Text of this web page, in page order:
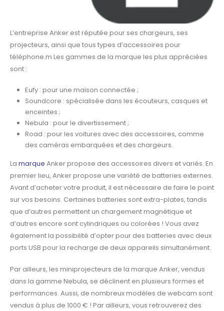
L’entreprise Anker est réputée pour ses chargeurs, ses
projecteurs, ainsi que tous types d’accessoires pour
téléphone.m Les gammes de la marque les plus appréciées
sont :
Eufy : pour une maison connectée ;
Soundcore : spécialisée dans les écouteurs, casques et
enceintes ;
Nebula : pour le divertissement ;
Road : pour les voitures avec des accessoires, comme
des caméras embarquées et des chargeurs.
La marque Anker propose des accessoires divers et variés. En
premier lieu, Anker propose une variété de batteries externes.
Avant d’acheter votre produit, il est nécessaire de faire le point
sur vos besoins. Certaines batteries sont extra-plates, tandis
que d’autres permettentun chargement magnétique et
d’autres encore sont cylindriques ou colorées ! Vous avez
également la possibilité d’opter pour des batteries avec deux
ports USB pour la recharge de deux appareils simultanément.
Par ailleurs, les miniprojecteurs de la marque Anker, vendus
dans la gamme Nebula, se déclinent en plusieurs formes et
performances. Aussi, de nombreux modèles de webcam sont
vendus à plus de 1000 € ! Par ailleurs, vous retrouverez des